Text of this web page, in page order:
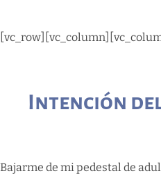
Intención
Bajarme de mi pedestal de